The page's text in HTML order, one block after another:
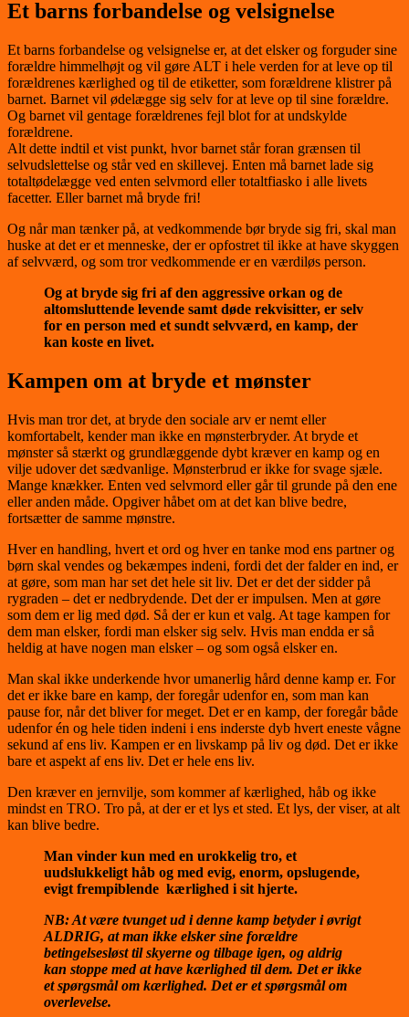
Et barns forbandelse og velsignelse
Et barns forbandelse og velsignelse er, at det elsker og forguder sine
forældre himmelhøjt og vil gøre ALT i hele verden for at leve op til
forældrenes kærlighed og til de etiketter, som forældrene klistrer på
barnet. Barnet vil ødelægge sig selv for at leve op til sine forældre.
Og barnet vil gentage forældrenes fejl blot for at undskylde
forældrene.
Alt dette indtil et vist punkt, hvor barnet står foran grænsen til
selvudslettelse og står ved en skillevej. Enten må barnet lade sig
totaltødelægge ved enten selvmord eller totaltfiasko i alle livets
facetter. Eller barnet må bryde fri!
Og når man tænker på, at vedkommende bør bryde sig fri, skal man
huske at det er et menneske, der er opfostret til ikke at have skyggen
af selvværd, og som tror vedkommende er en værdiløs person.
Og at bryde sig fri af den aggressive orkan og de
altomsluttende levende samt døde rekvisitter, er selv
for en person med et sundt selvværd, en kamp, der
kan koste en livet.
Kampen om at bryde et mønster
Hvis man tror det, at bryde den sociale arv er nemt eller
komfortabelt, kender man ikke en mønsterbryder. At bryde et
mønster så stærkt og grundlæggende dybt kræver en kamp og en
vilje udover det sædvanlige. Mønsterbrud er ikke for svage sjæle.
Mange knækker. Enten ved selvmord eller går til grunde på den ene
eller anden måde. Opgiver håbet om at det kan blive bedre,
fortsætter de samme mønstre.
Hver en handling, hvert et ord og hver en tanke mod ens partner og
børn skal vendes og bekæmpes indeni, fordi det der falder en ind, er
at gøre, som man har set det hele sit liv. Det er det der sidder på
rygraden – det er nedbrydende. Det der er impulsen. Men at gøre
som dem er lig med død. Så der er kun et valg. At tage kampen for
dem man elsker, fordi man elsker sig selv. Hvis man endda er så
heldig at have nogen man elsker – og som også elsker en.
Man skal ikke underkende hvor umanerlig hård denne kamp er. For
det er ikke bare en kamp, der foregår udenfor en, som man kan
pause for, når det bliver for meget. Det er en kamp, der foregår både
udenfor én og hele tiden indeni i ens inderste dyb hvert eneste vågne
sekund af ens liv. Kampen er en livskamp på liv og død. Det er ikke
bare et aspekt af ens liv. Det er hele ens liv.
Den kræver en jernvilje, som kommer af kærlighed, håb og ikke
mindst en TRO. Tro på, at der er et lys et sted. Et lys, der viser, at alt
kan blive bedre.
Man vinder kun med en urokkelig tro, et
uudslukkeligt håb og med evig, enorm, opslugende,
evigt frempiblende kærlighed i sit hjerte.
NB: At være tvunget ud i denne kamp betyder i øvrigt
ALDRIG, at man ikke elsker sine forældre
betingelsesløst til skyerne og tilbage igen, og aldrig
kan stoppe med at have kærlighed til dem. Det er ikke
et spørgsmål om kærlighed. Det er et spørgsmål om
overlevelse.